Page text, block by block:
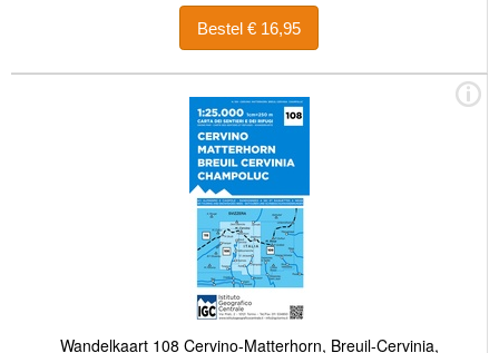
Bestel € 16,95
Wandelkaart 108 Cervino-Matterhorn, Breuil-Cervinia,